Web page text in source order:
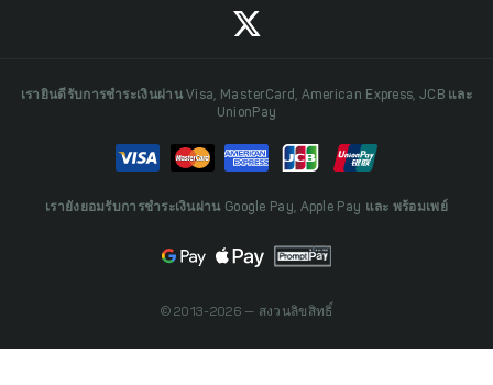
เรายินดีรับการชำระเงินผ่าน Visa, MasterCard, American Express, JCB และ
UnionPay
เรายังยอมรับการชำระเงินผ่าน Google Pay, Apple Pay และ พร้อมเพย์
© 2013-2026 — สงวนลิขสิทธิ์